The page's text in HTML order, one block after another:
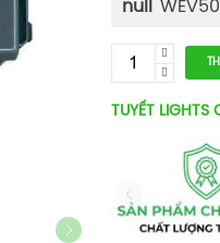
null
TUYẾT LIGHTS